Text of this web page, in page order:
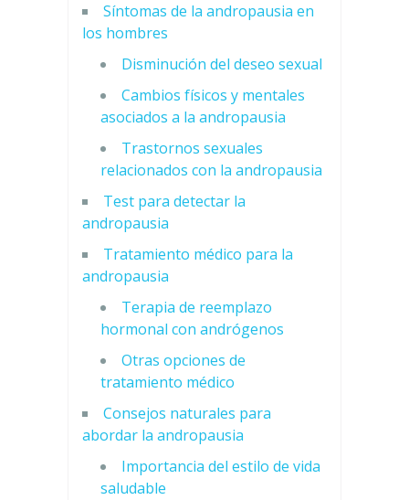
Síntomas de la andropausia en
los hombres
Disminución del deseo sexual
Cambios físicos y mentales
asociados a la andropausia
Trastornos sexuales
relacionados con la andropausia
Test para detectar la
andropausia
Tratamiento médico para la
andropausia
Terapia de reemplazo
hormonal con andrógenos
Otras opciones de
tratamiento médico
Consejos naturales para
abordar la andropausia
Importancia del estilo de vida
saludable